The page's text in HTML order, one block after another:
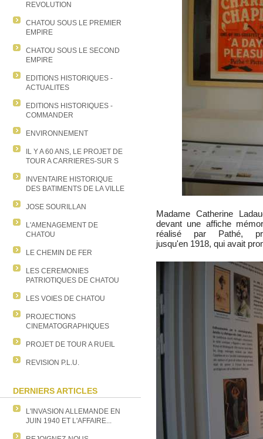
REVOLUTION
CHATOU SOUS LE PREMIER
EMPIRE
CHATOU SOUS LE SECOND
EMPIRE
EDITIONS HISTORIQUES -
ACTUALITES
EDITIONS HISTORIQUES -
COMMANDER
ENVIRONNEMENT
IL Y A 60 ANS, LE PROJET DE
TOUR A CARRIERES-SUR S
INVENTAIRE HISTORIQUE
DES BATIMENTS DE LA VILLE
JOSE SOURILLAN
L'AMENAGEMENT DE
CHATOU
LE CHEMIN DE FER
LES CEREMONIES
PATRIOTIQUES DE CHATOU
LES VOIES DE CHATOU
PROJECTIONS
CINEMATOGRAPHIQUES
PROJET DE TOUR A RUEIL
REVISION P.L.U.
DERNIERS ARTICLES
L'INVASION ALLEMANDE EN
JUIN 1940 ET L'AFFAIRE...
Madame Catherine
devant une affiche
réalisé par Pathé,
jusqu'en 1918, qui avait